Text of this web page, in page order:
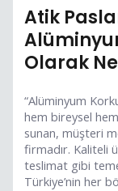
Atik
Olarak
“Alüminyum
hem bireysel
sunan, müşteri
firmadır. Kaliteli
teslimat gibi
Türkiye’nin her